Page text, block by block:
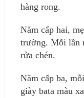
hàng rong.
Năm cấp hai,
trường. Mỗi lần
rửa chén.
Năm cấp ba,
giày bata màu